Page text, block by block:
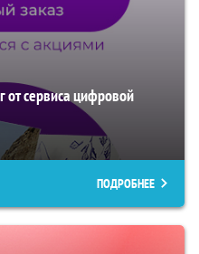
от сервиса цифровой
ПОДРОБНЕЕ